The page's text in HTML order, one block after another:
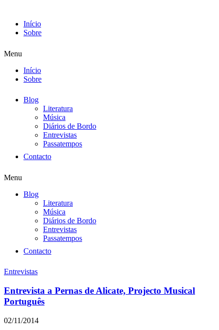
Início
Sobre
Menu
Início
Sobre
Blog
Literatura
Música
Diários de Bordo
Entrevistas
Passatempos
Contacto
Menu
Blog
Literatura
Música
Diários de Bordo
Entrevistas
Passatempos
Contacto
Entrevistas
Entrevista a Pernas de Alicate, Projecto Musical
Português
02/11/2014